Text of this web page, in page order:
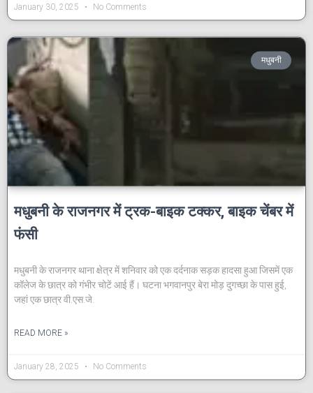
January 30, 2025 No Comments
मधुबनी
मधुबनी के राजनगर में ट्रक-बाइक टक्कर, बाइक चेंबर में
फंसी
मधुबनी के राजनगर थाना क्षेत्र में शनिवार को एक दर्दनाक सड़क हादसा हुआ जिसमें एक
कॉलेज के छात्र को गंभीर चोटें आई हैं। घटना भगवानपुर बेरा मोड़ दुगच्छा के पास हुई,
जहां एक छात्र वी.एस.जे.
READ MORE »
January 28, 2025 No Comments